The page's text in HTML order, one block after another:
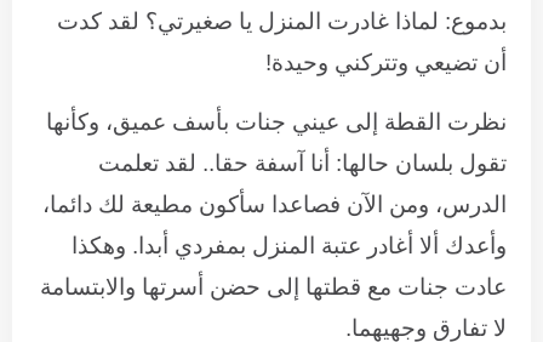
بدموع: لماذا غادرت المنزل يا صغيرتي؟ لقد كدت
أن تضيعي وتتركني وحيدة!
نظرت القطة إلى عيني جنات بأسف عميق، وكأنها
تقول بلسان حالها: أنا آسفة حقا.. لقد تعلمت
الدرس، ومن الآن فصاعدا سأكون مطيعة لك دائما،
وأعدك ألا أغادر عتبة المنزل بمفردي أبدا. وهكذا
عادت جنات مع قطتها إلى حضن أسرتها والابتسامة
لا تفارق وجهيهما.